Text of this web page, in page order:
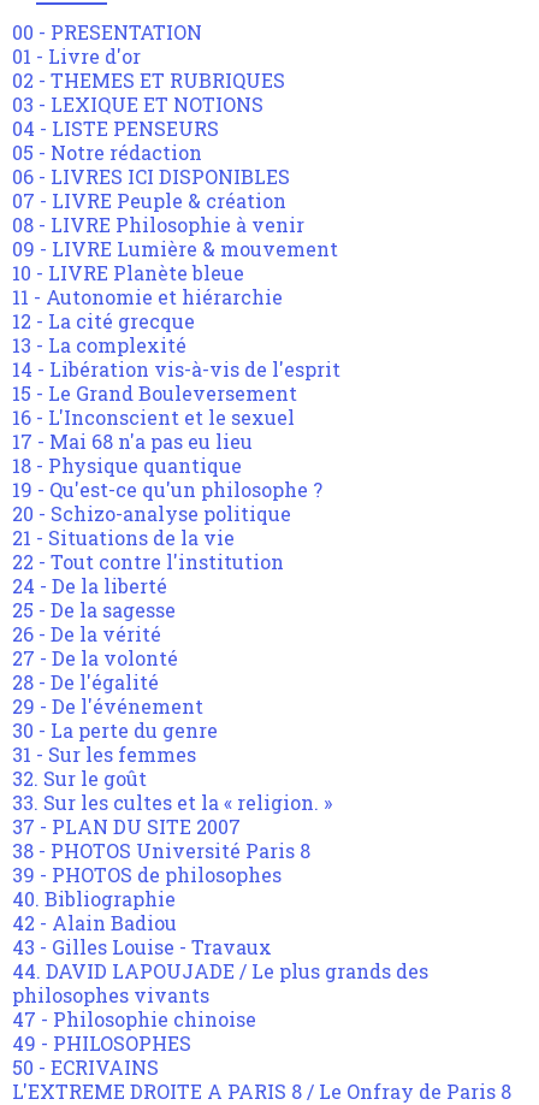
00 - PRESENTATION
01 - Livre d'or
02 - THEMES ET RUBRIQUES
03 - LEXIQUE ET NOTIONS
04 - LISTE PENSEURS
05 - Notre rédaction
06 - LIVRES ICI DISPONIBLES
07 - LIVRE Peuple & création
08 - LIVRE Philosophie à venir
09 - LIVRE Lumière & mouvement
10 - LIVRE Planète bleue
11 - Autonomie et hiérarchie
12 - La cité grecque
13 - La complexité
14 - Libération vis-à-vis de l'esprit
15 - Le Grand Bouleversement
16 - L'Inconscient et le sexuel
17 - Mai 68 n'a pas eu lieu
18 - Physique quantique
19 - Qu'est-ce qu'un philosophe ?
20 - Schizo-analyse politique
21 - Situations de la vie
22 - Tout contre l'institution
24 - De la liberté
25 - De la sagesse
26 - De la vérité
27 - De la volonté
28 - De l'égalité
29 - De l'événement
30 - La perte du genre
31 - Sur les femmes
32. Sur le goût
33. Sur les cultes et la « religion. »
37 - PLAN DU SITE 2007
38 - PHOTOS Université Paris 8
39 - PHOTOS de philosophes
40. Bibliographie
42 - Alain Badiou
43 - Gilles Louise - Travaux
44. DAVID LAPOUJADE / Le plus grands des
philosophes vivants
47 - Philosophie chinoise
49 - PHILOSOPHES
50 - ECRIVAINS
L'EXTREME DROITE A PARIS 8 / Le Onfray de Paris 8